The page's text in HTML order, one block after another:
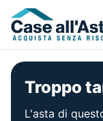
Troppo
L'asta di